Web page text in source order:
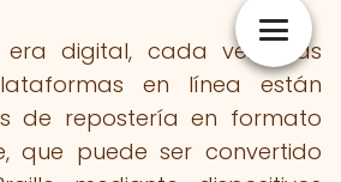
era digital, cada vez más
en línea están
de repostería en formato
que puede ser convertido